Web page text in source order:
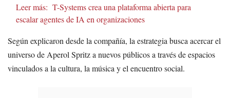
Leer más: T-Systems crea una plataforma abierta para
escalar agentes de IA en organizaciones
Según explicaron desde la compañía, la estrategia busca acercar el
universo de Aperol Spritz a nuevos públicos a través de espacios
vinculados a la cultura, la música y el encuentro social.